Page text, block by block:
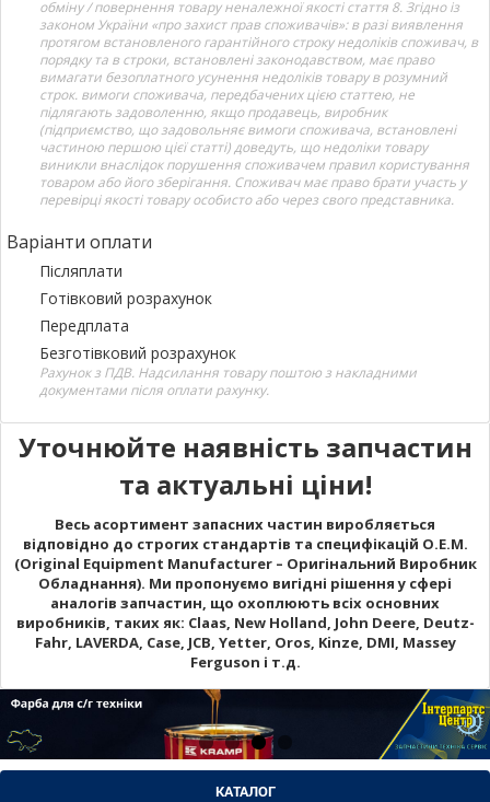
обміну / повернення товару неналежної якості стаття 8. Згідно із
законом України «про захист прав споживачів»: в разі виявлення
протягом встановленого гарантійного строку недоліків споживач, в
порядку та в строки, встановлені законодавством, має право
вимагати безоплатного усунення недоліків товару в розумний
строк. вимоги споживача, передбачених цією статтею, не
підлягають задоволенню, якщо продавець, виробник
(підприємство, що задовольняє вимоги споживача, встановлені
частиною першою цієї статті) доведуть, що недоліки товару
виникли внаслідок порушення споживачем правил користування
товаром або його зберігання. Споживач має право брати участь у
перевірці якості товару особисто або через свого представника.
Варіанти оплати
Післяплати
Готівковий розрахунок
Передплата
Безготівковий розрахунок
Рахунок з ПДВ. Надсилання товару поштою з накладними
документами після оплати рахунку.
Уточнюйте наявність запчастин
та актуальні ціни!
Весь асортимент запасних частин виробляється
відповідно до строгих стандартів та специфікацій O.E.M.
(Original Equipment Manufacturer – Оригінальний Виробник
Обладнання). Ми пропонуємо вигідні рішення у сфері
аналогів запчастин, що охоплюють всіх основних
виробників, таких як: Claas, New Holland, John Deere, Deutz-
Fahr, LAVERDA, Case, JCB, Yetter, Oros, Kinze, DMI, Massey
Ferguson і т.д.
КАТАЛОГ